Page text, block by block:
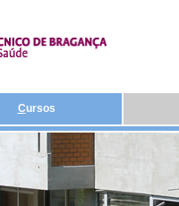
Cursos